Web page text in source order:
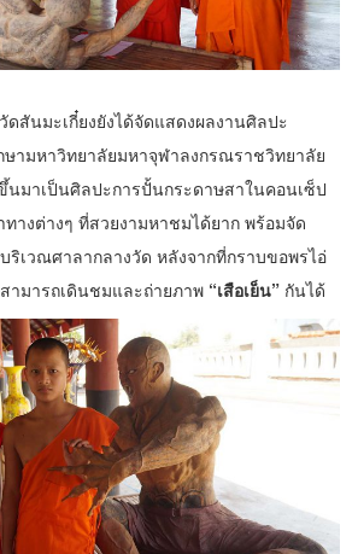
สันมะเกี๋ยงยังได้จัดแสดงผลงานศิลปะ
ามหาวิทยาลัยมหาจุฬาลงกรณราชวิทยาลัย
นมาเป็นศิลปะการปั้นกระดาษสาในคอนเซ็ป
างต่างๆ ที่สวยงามหาชมได้ยาก พร้อมจัด
ริเวณศาลากลางวัด หลังจากที่กราบขอพรไอ่
ามารถเดินชมและถ่ายภาพ “เสือเย็น” กันได้